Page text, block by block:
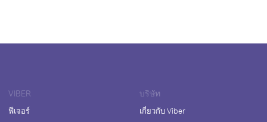
VIBER
ฟีเจอร์
บริษัท
เกี่ยวกับ Viber